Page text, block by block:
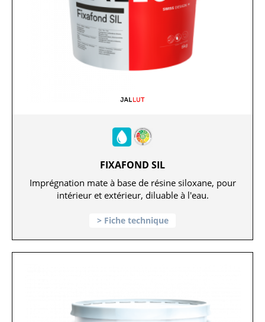
FIXAFOND SIL
Imprégnation mate à base de résine siloxane, pour
intérieur et extérieur, diluable à l'eau.
Fiche technique